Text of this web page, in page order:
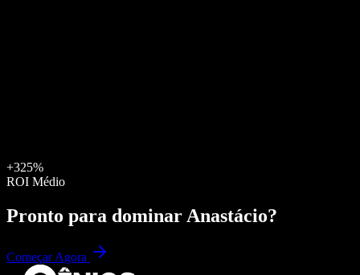
+325%
ROI Médio
Pronto para dominar Anastácio?
Começar Agora